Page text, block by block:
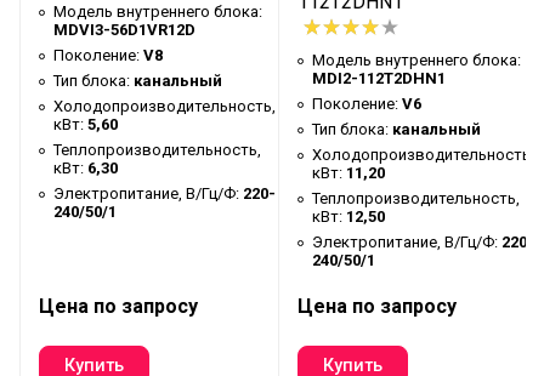
ESP (статическое давление,
диапазон), Па
0 - 50
Уровень шума, дБ(A)
36/34/33/32/30/29/28
Тип хладагента
R410A
Диаметр жидкостной
трубы, мм (дюйм)
9,53 (3/8")
Диаметр газовой трубы, мм
15,88 (5/8")
дренажа, мм
25
Размер внутреннего блока
Модель внутреннего блока:
MDVI3-56D1VR12D
Поколение: V8
Тип блока: канальный
Холодопроизводительность,
кВт: 5,60
Теплопроизводительность,
кВт: 6,30
Электропитание, В/Гц/Ф: 220-
240/50/1
Цена по запросу
Модель внутреннего блока:
MDI2-112T2DHN1
Поколение: V6
Тип блока: канальный
Холодопроизводительность,
кВт: 11,20
Теплопроизводительность,
кВт: 12,50
Электропитание, В/Гц/Ф: 220-
240/50/1
Цена по запросу